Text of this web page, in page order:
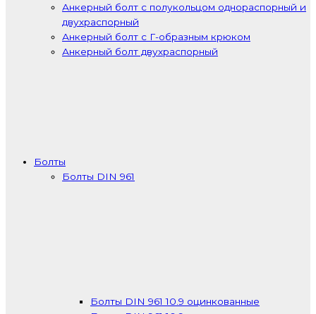
Анкерный болт с полукольцом однораспорный и
двухраспорный
Анкерный болт с Г-образным крюком
Анкерный болт двухраспорный
Болты
Болты DIN 961
Болты DIN 961 10.9 оцинкованные